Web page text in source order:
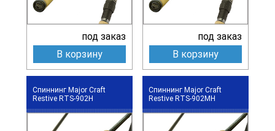
под заказ
В корзину
под заказ
В корзину
Спиннинг Major Craft
Restive RTS-902H
Спиннинг Major Craft
Restive RTS-902MH